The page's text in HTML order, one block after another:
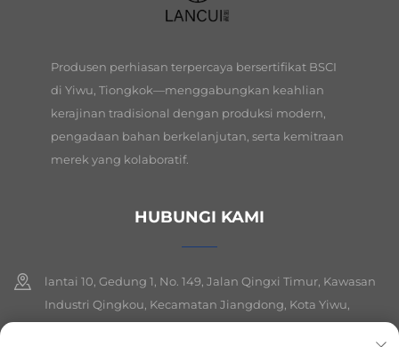
Produsen perhiasan terpercaya bersertifikat BSCI
di Yiwu, Tiongkok—menggabungkan keahlian
kerajinan tradisional dengan produksi modern,
pengadaan bahan berkelanjutan, serta kemitraan
merek yang kolaboratif.
HUBUNGI KAMI
lantai 10, Gedung 1, No. 149, Jalan Qingxi Timur, Kawasan
Industri Qingkou, Kecamatan Jiangdong, Kota Yiwu,